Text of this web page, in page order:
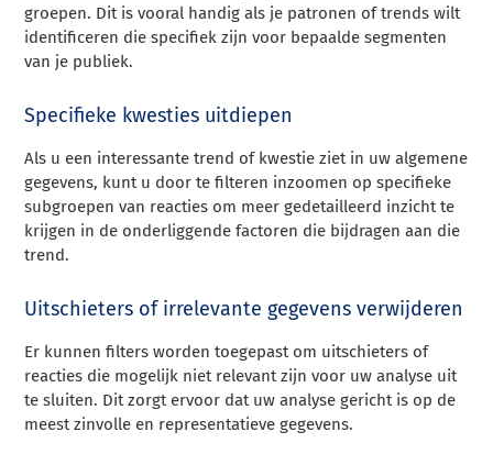
groepen. Dit is vooral handig als je patronen of trends wilt
identificeren die specifiek zijn voor bepaalde segmenten
van je publiek.
Specifieke kwesties uitdiepen
Als u een interessante trend of kwestie ziet in uw algemene
gegevens, kunt u door te filteren inzoomen op specifieke
subgroepen van reacties om meer gedetailleerd inzicht te
krijgen in de onderliggende factoren die bijdragen aan die
trend.
Uitschieters of irrelevante gegevens verwijderen
Er kunnen filters worden toegepast om uitschieters of
reacties die mogelijk niet relevant zijn voor uw analyse uit
te sluiten. Dit zorgt ervoor dat uw analyse gericht is op de
meest zinvolle en representatieve gegevens.